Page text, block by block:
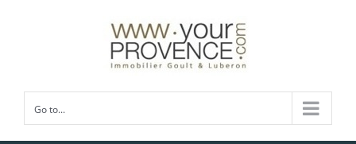
Go to...